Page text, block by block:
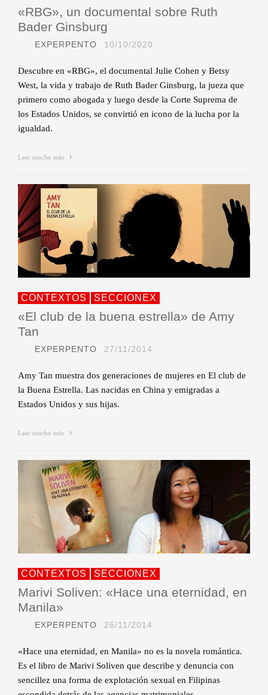
«RBG», un documental sobre Ruth
Bader Ginsburg
EXPERPENTO 10/10/2020
Descubre en «RBG», el documental Julie Cohen y Betsy
West, la vida y trabajo de Ruth Bader Ginsburg, la jueza que
primero como abogada y luego desde la Corte Suprema de
los Estados Unidos, se convirtió en icono de la lucha por la
igualdad.
Leer mucho más
CONTEXTOS SECCIONEX
«El club de la buena estrella» de Amy
Tan
EXPERPENTO 27/11/2014
Amy Tan muestra dos generaciones de mujeres en El club de
la Buena Estrella. Las nacidas en China y emigradas a
Estados Unidos y sus hijas.
Leer mucho más
CONTEXTOS SECCIONEX
Marivi Soliven: «Hace una eternidad, en
Manila»
EXPERPENTO 26/11/2014
«Hace una eternidad, en Manila» no es la novela romántica.
Es el libro de Marivi Soliven que describe y denuncia con
sencillez una forma de explotación sexual en Filipinas